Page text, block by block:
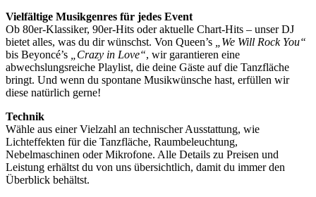
Vielfältige Musikgenres für jedes Event
Ob 80er-Klassiker, 90er-Hits oder aktuelle Chart-Hits – unser DJ
bietet alles, was du dir wünschst. Von Queen’s
„We Will Rock You“
bis Beyoncé’s
„Crazy in Love“, wir garantieren eine
abwechslungsreiche Playlist, die deine Gäste auf die Tanzfläche
bringt. Und wenn du spontane Musikwünsche hast, erfüllen wir
diese natürlich gerne!
Technik
Wähle aus einer Vielzahl an technischer Ausstattung, wie
Lichteffekten für die Tanzfläche, Raumbeleuchtung,
Nebelmaschinen oder Mikrofone. Alle Details zu Preisen und
Leistung erhältst du von uns übersichtlich, damit du immer den
Überblick behältst.